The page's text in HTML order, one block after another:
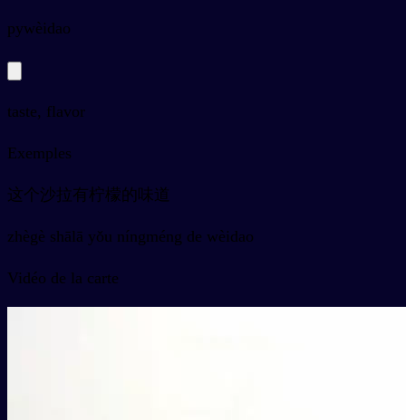
pywèidao
taste, flavor
Exemples
这个沙拉有柠檬的味道
zhègè shālā yǒu níngméng de wèidao
Vidéo de la carte